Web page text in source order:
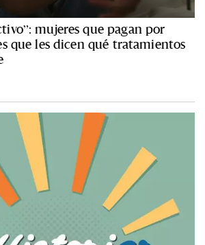
mujeres que pagan por
que les dicen qué tratamientos